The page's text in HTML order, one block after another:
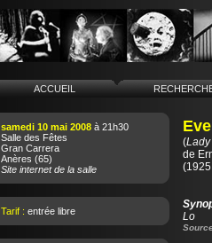
ACCUEIL
samedi 10 mai 2008 à 21h30
Salle des Fêtes
Gran Carrera
Anères (65)
Site internet de la salle
Tarif : entrée libre
(Lady
de
Lo